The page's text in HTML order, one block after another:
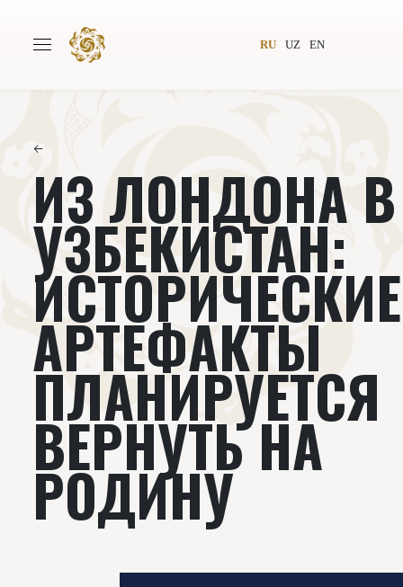
RU UZ EN
Авторы Всемирное общество
Издательство Новости
Проекты
Книги Видеолекторий
←
ИЗ ЛОНДОНА В
УЗБЕКИСТАН:
ИСТОРИЧЕСКИЕ
АРТЕФАКТЫ
ПЛАНИРУЕТСЯ
ВЕРНУТЬ НА
РОДИНУ